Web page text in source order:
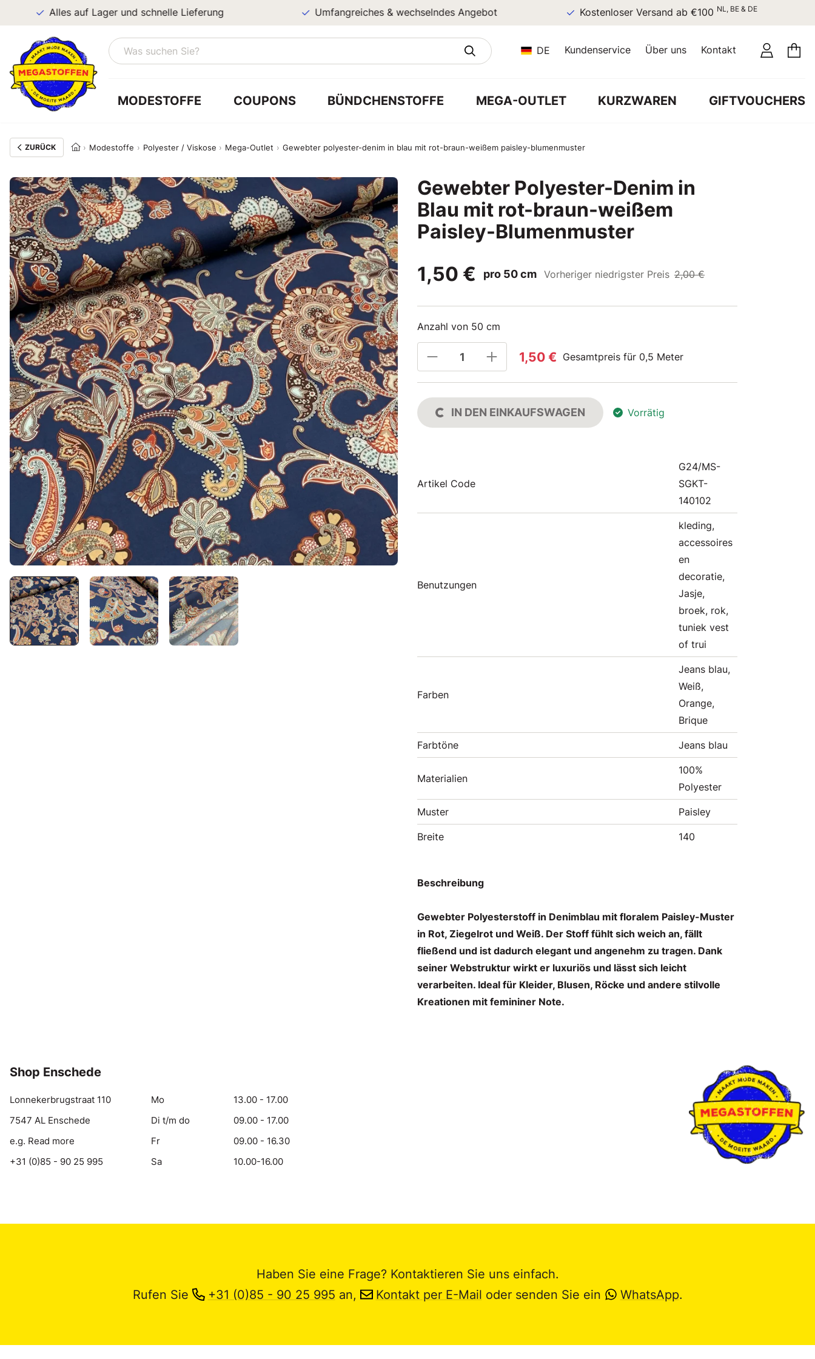
Alles auf Lager und schnelle Lieferung Umfangreiches & wechselndes Angebot Kostenloser Versand ab €100NL, BE & DE
DE Kundenservice Über uns Kontakt
MODESTOFFE COUPONS BÜNDCHENSTOFFE MEGA-OUTLET KURZWAREN GIFTVOUCHERS
ZURÜCK Modestoffe Polyester / Viskose Mega-Outlet Gewebter polyester-denim in blau mit rot-braun-weißem paisley-blumenmuster
Gewebter Polyester-Denim in
Blau mit rot-braun-weißem
Paisley-Blumenmuster
1,50 €
pro 50 cm Vorheriger niedrigster Preis 2,00 €
Anzahl von 50 cm
1,50 € Gesamtpreis für 0,5 Meter
IN DEN EINKAUFSWAGEN Vorrätig
Artikel Code
G24/MS-
SGKT-
140102
Benutzungen
kleding,
accessoires
en
decoratie,
Jasje,
broek, rok,
tuniek vest
of trui
Farben
Jeans blau,
Weiß,
Orange,
Brique
Farbtöne Jeans blau
Materialien
100%
Polyester
Muster Paisley
Breite 140
Beschreibung
Gewebter Polyesterstoff in Denimblau mit floralem Paisley-Muster
in Rot, Ziegelrot und Weiß. Der Stoff fühlt sich weich an, fällt
fließend und ist dadurch elegant und angenehm zu tragen. Dank
seiner Webstruktur wirkt er luxuriös und lässt sich leicht
verarbeiten. Ideal für Kleider, Blusen, Röcke und andere stilvolle
Kreationen mit femininer Note.
Shop Enschede
Lonnekerbrugstraat 110
7547 AL Enschede
e.g. Read more
+31 (0)85 - 90 25 995
Mo
13.00 - 17.00
Di t/m do
09.00 - 17.00
Fr
09.00 - 16.30
Sa
10.00-16.00
Haben Sie eine Frage? Kontaktieren Sie uns einfach.
Rufen Sie
+31 (0)85 - 90 25 995 an, Kontakt per E-Mail oder senden Sie ein WhatsApp.